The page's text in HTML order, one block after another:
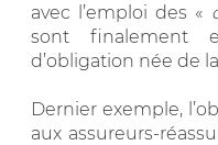
avec l’emploi des «
sont finalement
d’obligation née de
Dernier exemple,
aux assureurs-